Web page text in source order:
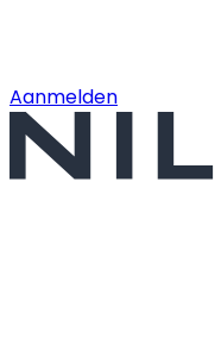
Aanmelden